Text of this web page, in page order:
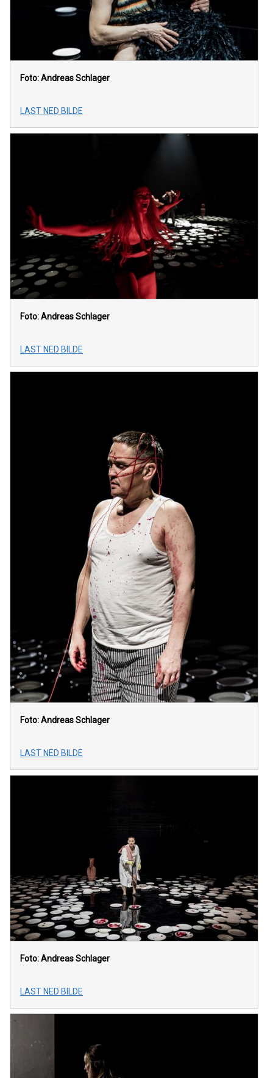
Foto: Andreas Schlager
LAST NED BILDE
Foto: Andreas Schlager
LAST NED BILDE
Foto: Andreas Schlager
LAST NED BILDE
Foto: Andreas Schlager
LAST NED BILDE